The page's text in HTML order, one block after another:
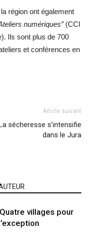
région ont également
numériques”(CCI
Ils sont plus de 700
et conférences en
Article suivant
sécheresse s’intensifie
dans le Jura
villages pour